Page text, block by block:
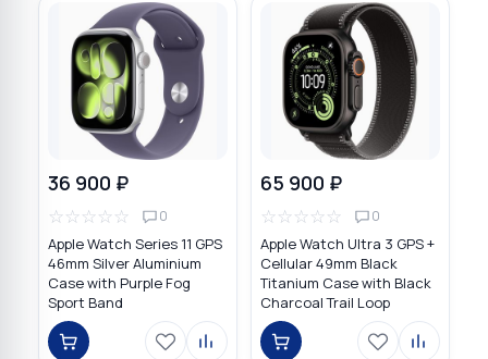
36 900 ₽
☆☆☆☆☆ 0
Apple Watch Series 11 GPS
46mm Silver Aluminium
Case with Purple Fog
Sport Band
65 900 ₽
☆☆☆☆☆ 0
Apple Watch Ultra 3 GPS +
Cellular 49mm Black
Titanium Case with Black
Charcoal Trail Loop